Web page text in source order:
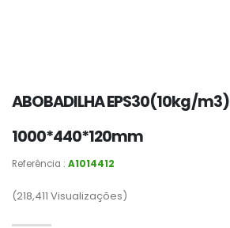
ABOBADILHA EPS30(10kg/m3)
1000*440*120mm
Referência : A1014412
(218,411 Visualizações)